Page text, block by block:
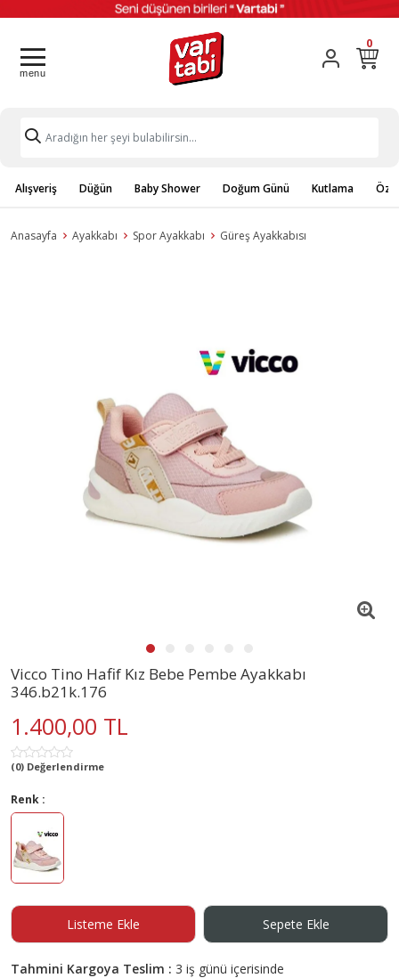
0
Alışveriş Düğün Baby Shower Doğum Günü Kutlama
Anasayfa Ayakkabı Spor Ayakkabı Güreş Ayakkabısı
Vicco Tino Hafif Kız Bebe Pembe Ayakkabı
346.b21k.176
1.400,00 TL
(0) Değerlendirme
Renk :
Listeme Ekle Sepete Ekle
Tahmini Kargoya Teslim : 3 iş günü içerisinde